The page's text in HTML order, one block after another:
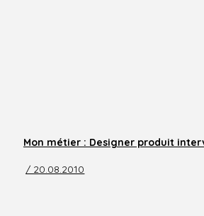
Mon métier : Designer produit
/ 20.08.2010